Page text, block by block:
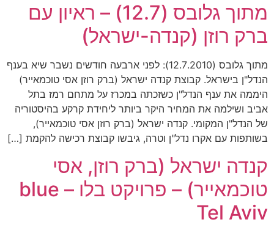
מתוך גלובס (12.7) – ראיון עם
ברק רוזן (קנדה-ישראל)
מתוך גלובס (12.7.2010): לפני ארבעה חודשים נשבר שיא בענף
הנדל"ן בישראל. קבוצת קנדה ישראל (ברק רוזן אסי טוכמאייר)
היממה את ענף הנדל"ן כשזכתה במכרז על מתחם רמז בתל
אביב ושילמה את המחיר היקר ביותר ליחידת קרקע בהיסטוריה
של הנדל"ן המקומי. קנדה ישראל (ברק רוזן אסי טוכמאייר),
בשותפות עם אקרו נדל"ן וטרה, גיבשו קבוצת רכישה להקמת […]
קנדה ישראל (ברק רוזן, אסי
טוכמאייר) – פרויקט בלו – blue
Tel Aviv